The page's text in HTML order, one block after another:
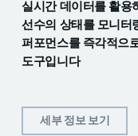
실시간 데이터를 활용
선수의 상태를 모니터
퍼포먼스를 즉각적으
도구입니다
세부 정보 보기